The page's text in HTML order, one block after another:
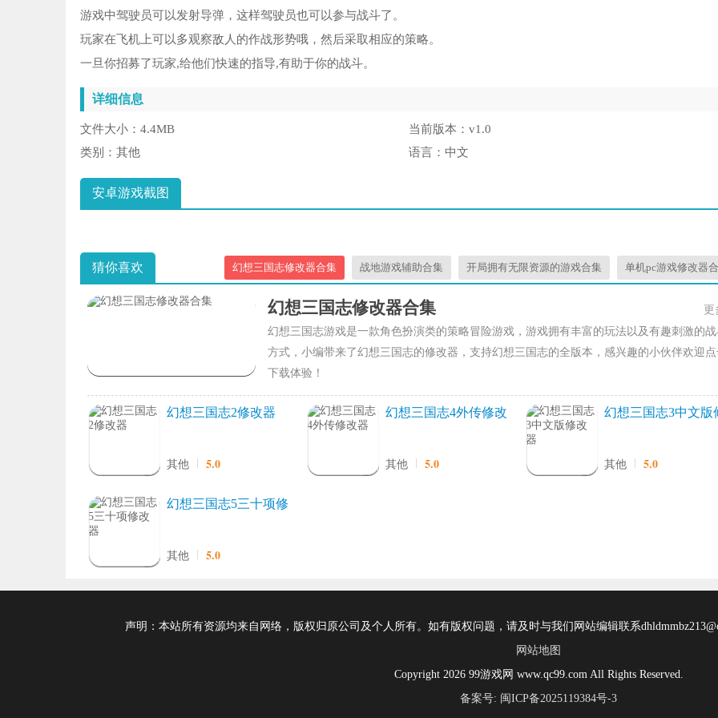
游戏中驾驶员可以发射导弹，这样驾驶员也可以参与战斗了。
玩家在飞机上可以多观察敌人的作战形势哦，然后采取相应的策略。
一旦你招募了玩家,给他们快速的指导,有助于你的战斗。
详细信息
文件大小： 4.4MB 当前版本： v1.0
类别： 其他 语言： 中文
安卓游戏截图
猜你喜欢 幻想三国志修改器合集 战地游戏辅助合集 开局拥有无限资源的游戏合集 单机pc游戏修改器
幻想三国志修改器合集
更
幻想三国志游戏是一款角色扮演类的策略冒险游戏，游戏拥有丰富的玩法以及有趣刺激的
方式，小编带来了幻想三国志的修改器，支持幻想三国志的全版本，感兴趣的小伙伴欢迎
下载体验！
幻想三国志2修改器
其他 5.0
幻想三国志4外传修改
其他 5.0
幻想三国志3中文版
其他 5.0
幻想三国志5三十项修
其他 5.0
声明：本站所有资源均来自网络，版权归原公司及个人所有。如有版权问题，请及时与我们网站编辑联系
网站地图
Copyright 2026 99游戏网 www.qc99.com All Rights Reserved.
备案号: 闽ICP备2025119384号-3